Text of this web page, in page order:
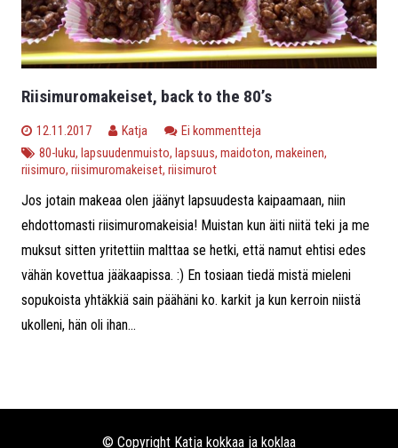
Riisimuromakeiset, back to the 80’s
12.11.2017 Katja
Ei kommentteja
80-luku, lapsuudenmuisto, lapsuus, maidoton, makeinen,
riisimuro, riisimuromakeiset, riisimurot
Jos jotain makeaa olen jäänyt lapsuudesta kaipaamaan, niin
ehdottomasti riisimuromakeisia! Muistan kun äiti niitä teki ja me
muksut sitten yritettiin malttaa se hetki, että namut ehtisi edes
vähän kovettua jääkaapissa. :) En tosiaan tiedä mistä mieleni
sopukoista yhtäkkiä sain päähäni ko. karkit ja kun kerroin niistä
ukolleni, hän oli ihan...
© Copyright Katja kokkaa ja koklaa